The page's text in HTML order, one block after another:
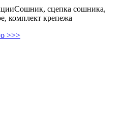
Сошник, сцепка сошника,
комплект крепежа
>>>